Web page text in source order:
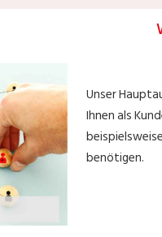
Unser
Ihnen als
benötigen.